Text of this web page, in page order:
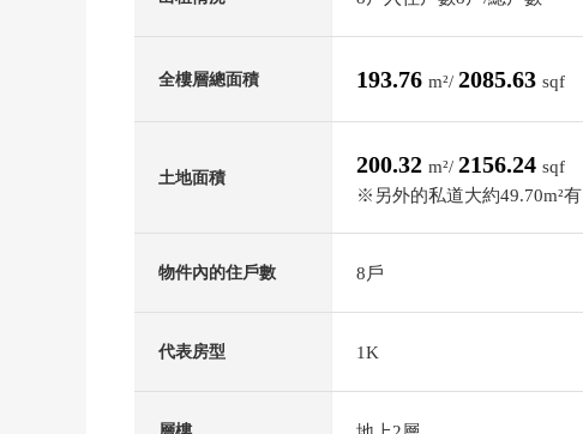
全樓層總面積 193.76 m²/ 2085.63 sqf
土地面積 200.32 m²/ 2156.24 sqf
※另外的私道大約49.70m²有
物件內的住戶數 8戶
代表房型 1K